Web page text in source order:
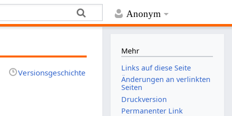
Anonym
Versionsgeschichte
Mehr
Links auf diese Seite
Änderungen an verlinkten
Seiten
Druckversion
Permanenter Link